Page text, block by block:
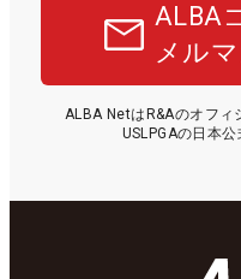
ALBA
メル
ALBA NetはR&Aのオフィ
USLPGAの日本